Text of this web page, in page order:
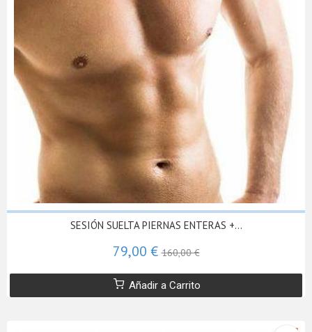
SESIÓN SUELTA PIERNAS ENTERAS +...
79,00 €160,00 €
Añadir a Carrito